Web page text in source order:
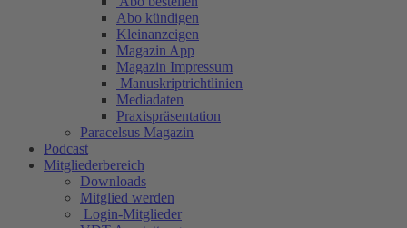
Abo kündigen
Kleinanzeigen
Magazin App
Magazin Impressum
Manuskriptrichtlinien
Mediadaten
Praxispräsentation
Paracelsus Magazin
Podcast
Mitgliederbereich
Downloads
Mitglied werden
Login-Mitglieder